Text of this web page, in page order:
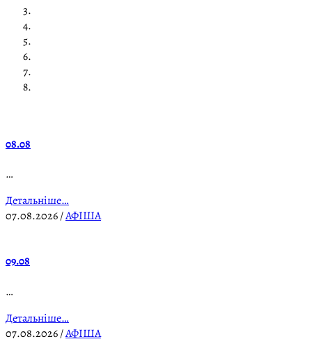
08.08
…
Детальніше…
07.08.2026/АФІША
09.08
…
Детальніше…
07.08.2026/АФІША